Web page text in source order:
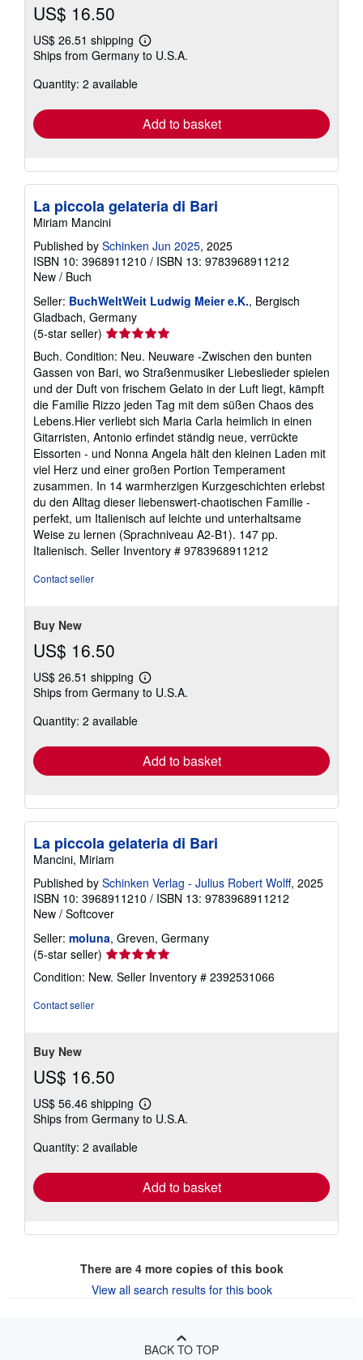
US$ 16.50
US$ 26.51 shipping
Learn
more
Ships from Germany to U.S.A.
Quantity: 2 available
Add to basket
La piccola gelateria di Bari
Miriam Mancini
Published by Schinken Jun 2025, 2025
ISBN 10: 3968911210 / ISBN 13: 9783968911212
New / Buch
Seller: BuchWeltWeit Ludwig Meier e.K., Bergisch
Gladbach, Germany
(5-star seller) Seller
rating
5
out
of
5
stars
Buch. Condition: Neu. Neuware -Zwischen den bunten
Gassen von Bari, wo Straßenmusiker Liebeslieder spielen
und der Duft von frischem Gelato in der Luft liegt, kämpft
die Familie Rizzo jeden Tag mit dem süßen Chaos des
Lebens.Hier verliebt sich Maria Carla heimlich in einen
Gitarristen, Antonio erfindet ständig neue, verrückte
Eissorten - und Nonna Angela hält den kleinen Laden mit
viel Herz und einer großen Portion Temperament
zusammen. In 14 warmherzigen Kurzgeschichten erlebst
du den Alltag dieser liebenswert-chaotischen Familie -
perfekt, um Italienisch auf leichte und unterhaltsame
Weise zu lernen (Sprachniveau A2-B1). 147 pp.
Italienisch. Seller Inventory # 9783968911212
Contact seller
Buy New
US$ 16.50
US$ 26.51 shipping
Learn
more
Ships from Germany to U.S.A.
Quantity: 2 available
Add to basket
La piccola gelateria di Bari
Mancini, Miriam
Published by Schinken Verlag - Julius Robert Wolff, 2025
ISBN 10: 3968911210 / ISBN 13: 9783968911212
New / Softcover
Seller: moluna, Greven, Germany
(5-star seller) Seller
rating
5
Condition: New. Seller Inventory # 2392531066
Contact seller
Buy New
US$ 16.50
US$ 56.46 shipping
Learn
more
Ships from Germany to U.S.A.
Quantity: 2 available
Add to basket
There are 4more copies of this book
View all search results for this book
BACK TO TOP